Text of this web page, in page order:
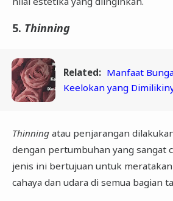
5. Thinning
Related: Manfaat
Keelokan yang
Thinningatau penjarangan
dengan pertumbuhan yang sangat
jenis ini bertujuan untuk
cahaya dan udara di semua bagian